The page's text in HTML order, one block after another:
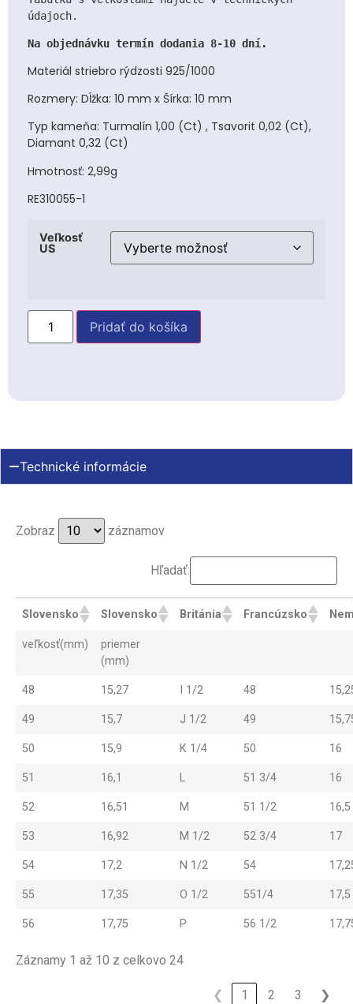
údajoch.
Na objednávku termín dodania 8-10 dní.
Materiál striebro rýdzosti 925/1000
Rozmery: Dĺžka: 10 mm x Šírka: 10 mm
Typ kameňa: Turmalín 1,00 (Ct) , Tsavorit 0,02 (Ct),
Diamant 0,32 (Ct)
Hmotnosť: 2,99g
RE310055-1
Veľkosť
US
Pridať do košíka
Technické informácie
Zobraz záznamov
Hľadať:
Slovensko Slovensko Británia Francúzsko
veľkosť(mm)
priemer
(mm)
48 15,27 I 1/2 48
49 15,7 J 1/2 49
50 15,9 K 1/4 50 16
51 16,1 L 51 3/4 16
52 16,51 M 51 1/2 16,5
53 16,92 M 1/2 52 3/4 17
54 17,2 N 1/2 54
55 17,35 O 1/2 551/4 17,5
56 17,75 P 56 1/2
Záznamy 1 až 10 z celkovo 24
❮ 1 2 3 ❯